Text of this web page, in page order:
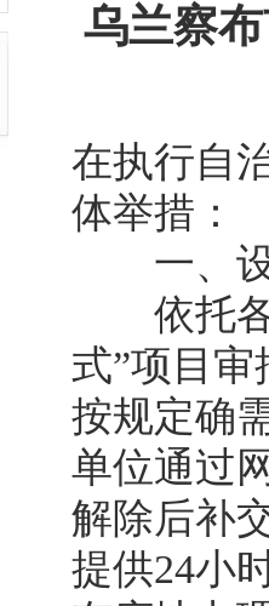
乌兰察
在执行自
体举措
一、
依托各
式”项目
按规定确
单位通过
解除后补
提供24小